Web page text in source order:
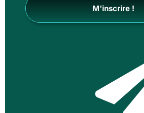
M'inscrire !